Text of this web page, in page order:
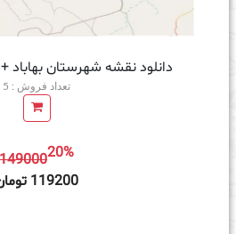
دانلود نقشه شهرستان بهاباد + pdf با کیفیت بالا
تعداد فروش : 5
14900020%
119200 تومان